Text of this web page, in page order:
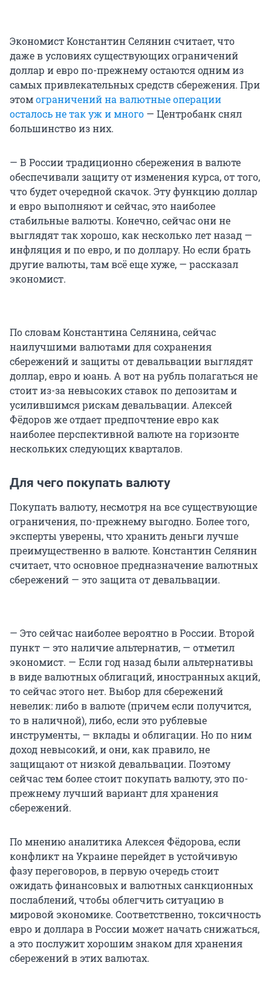
Экономист Константин Селянин считает, что
даже в условиях существующих ограничений
доллар и евро по-прежнему остаются одним из
самых привлекательных средств сбережения. При
этомограничений на валютные операции
осталось не так уж и много — Центробанк снял
большинство из них.
— В России традиционно сбережения в валюте
обеспечивали защиту от изменения курса, от того,
что будет очередной скачок. Эту функцию доллар
и евро выполняют и сейчас, это наиболее
стабильные валюты. Конечно, сейчас они не
выглядят так хорошо, как несколько лет назад —
инфляция и по евро, и по доллару. Но если брать
другие валюты, там всё еще хуже, — рассказал
экономист.
По словам Константина Селянина, сейчас
наилучшими валютами для сохранения
сбережений и защиты от девальвации выглядят
доллар, евро и юань. А вот на рубль полагаться не
стоит из-за невысоких ставок по депозитам и
усилившимся рискам девальвации. Алексей
Фёдоров же отдает предпочтение евро как
наиболее перспективной валюте на горизонте
нескольких следующих кварталов.
Для чего покупать валюту
Покупать валюту, несмотря на все существующие
ограничения, по-прежнему выгодно. Более того,
эксперты уверены, что хранить деньги лучше
преимущественно в валюте. Константин Селянин
считает, что основное предназначение валютных
сбережений — это защита от девальвации.
— Это сейчас наиболее вероятно в России. Второй
пункт — это наличие альтернатив, — отметил
экономист. — Если год назад были альтернативы
в виде валютных облигаций, иностранных акций,
то сейчас этого нет. Выбор для сбережений
невелик: либо в валюте (причем если получится,
то в наличной), либо, если это рублевые
инструменты, — вклады и облигации. Но по ним
доход невысокий, и они, как правило, не
защищают от низкой девальвации. Поэтому
сейчас тем более стоит покупать валюту, это по-
прежнему лучший вариант для хранения
сбережений.
По мнению аналитика Алексея Фёдорова, если
конфликт на Украине перейдет в устойчивую
фазу переговоров, в первую очередь стоит
ожидать финансовых и валютных санкционных
послаблений, чтобы облегчить ситуацию в
мировой экономике. Соответственно, токсичность
евро и доллара в России может начать снижаться,
а это послужит хорошим знаком для хранения
сбережений в этих валютах.